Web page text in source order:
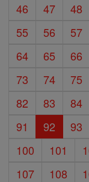
46
47 48
55
56 57
64
65 66
73
74 75
82
83 84
91
92 93
100
101
107
108